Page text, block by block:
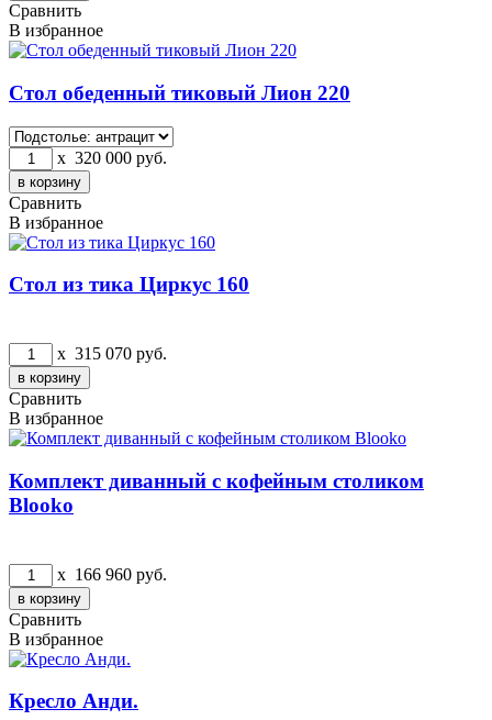
Сравнить
В избранное
Стол обеденный тиковый Лион 220
x 320 000 руб.
Сравнить
В избранное
Стол из тика Циркус 160
x 315 070 руб.
Сравнить
В избранное
Комплект диванный с кофейным столиком
Blooko
x 166 960 руб.
Сравнить
В избранное
Кресло Анди.